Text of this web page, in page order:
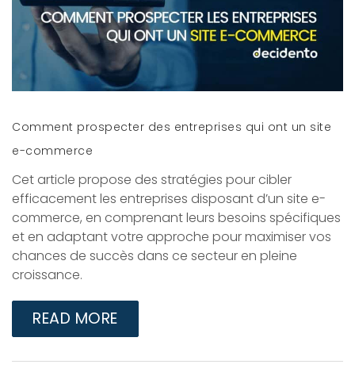
Comment prospecter des entreprises qui ont un site
e-commerce
Cet article propose des stratégies pour cibler
efficacement les entreprises disposant d’un site e-
commerce, en comprenant leurs besoins spécifiques
et en adaptant votre approche pour maximiser vos
chances de succès dans ce secteur en pleine
croissance.
READ MORE